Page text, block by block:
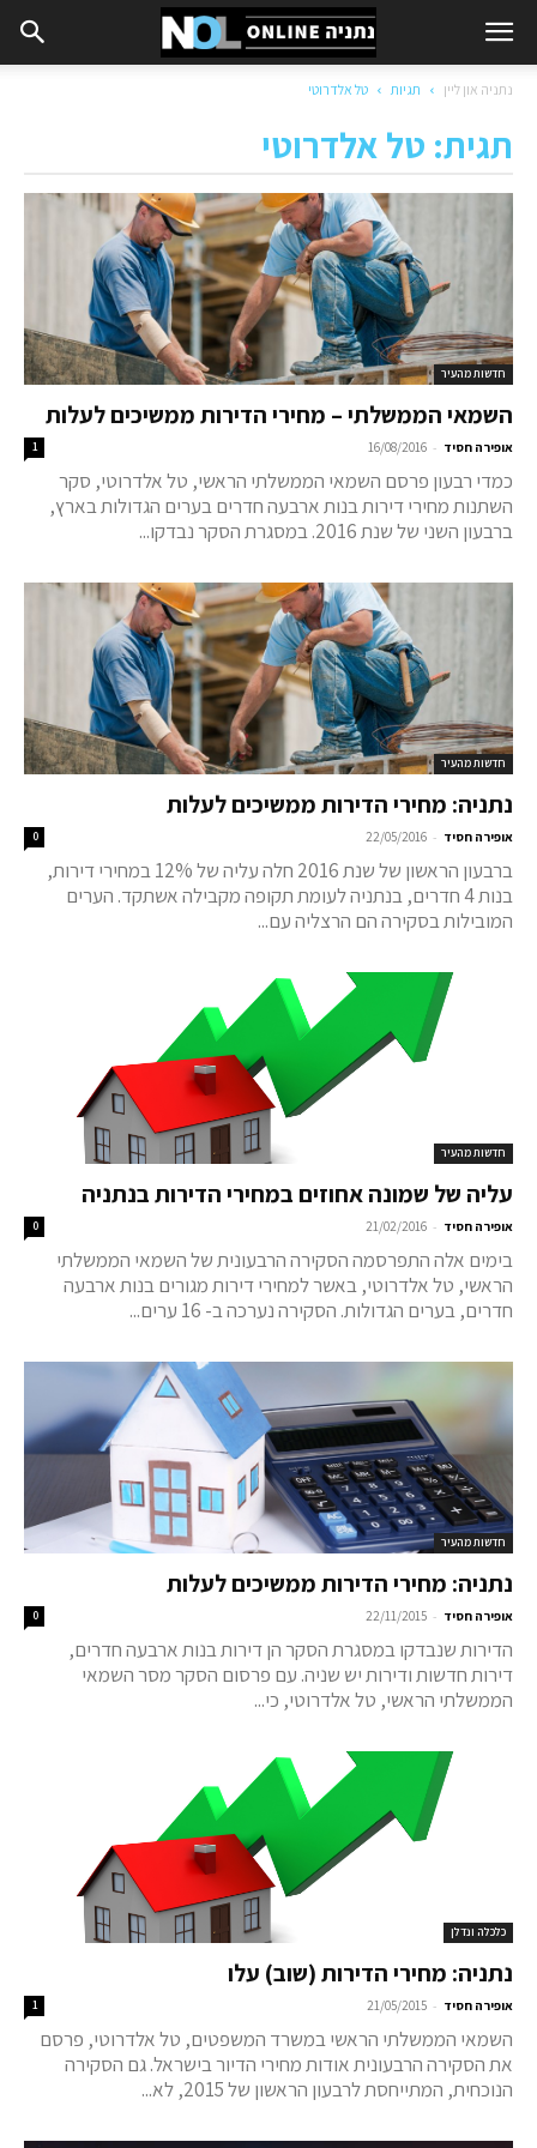
נתניה און ליין תגיות טל אלדרוטי
תגית: טל אלדרוטי
חדשות מהעיר
השמאי הממשלתי – מחירי הדירות ממשיכים לעלות
אופירה חסיד -
16/08/2016
1
כמדי רבעון פרסם השמאי הממשלתי הראשי, טל אלדרוטי, סקר
השתנות מחירי דירות בנות ארבעה חדרים בערים הגדולות בארץ,
ברבעון השני של שנת 2016. במסגרת הסקר נבדקו...
חדשות מהעיר
נתניה: מחירי הדירות ממשיכים לעלות
אופירה חסיד -
22/05/2016
0
ברבעון הראשון של שנת 2016 חלה עליה של 12% במחירי דירות,
בנות 4 חדרים, בנתניה לעומת תקופה מקבילה אשתקד. הערים
המובילות בסקירה הם הרצליה עם...
חדשות מהעיר
עליה של שמונה אחוזים במחירי הדירות בנתניה
אופירה חסיד -
21/02/2016
0
בימים אלה התפרסמה הסקירה הרבעונית של השמאי הממשלתי
הראשי, טל אלדרוטי, באשר למחירי דירות מגורים בנות ארבעה
חדרים, בערים הגדולות. הסקירה נערכה ב- 16 ערים...
חדשות מהעיר
נתניה: מחירי הדירות ממשיכים לעלות
אופירה חסיד -
22/11/2015
0
הדירות שנבדקו במסגרת הסקר הן דירות בנות ארבעה חדרים,
דירות חדשות ודירות יש שניה. עם פרסום הסקר מסר השמאי
הממשלתי הראשי, טל אלדרוטי, כי...
כלכלה ונדלן
נתניה: מחירי הדירות (שוב) עלו
אופירה חסיד -
21/05/2015
1
השמאי הממשלתי הראשי במשרד המשפטים, טל אלדרוטי, פרסם
את הסקירה הרבעונית אודות מחירי הדיור בישראל. גם הסקירה
הנוכחית, המתייחסת לרבעון הראשון של 2015, לא...